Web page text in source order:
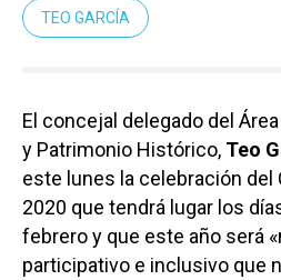
TEO GARCÍA
El concejal delegado del
y Patrimonio Histórico, Teo
este lunes la celebración del
2020 que tendrá lugar los
febrero y que este año será
participativo e inclusivo que